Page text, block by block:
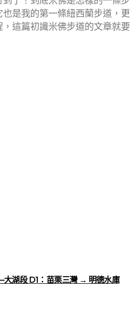
是我的第一條紐西蘭步道，更
這篇初識米佛步道的文章就要
湖段 D1：苗栗三灣 → 明德水庫